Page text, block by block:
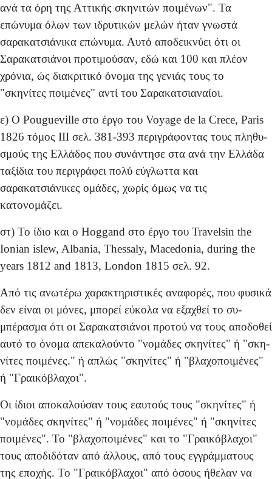
ανά τα όρη της Αττικής σκηνιτών ποιμένων". Τα
επώνυμα όλων των ιδρυτικών μελών ήταν γνωστά
σαρακατσιάνικα επώνυμα. Αυτό αποδεικνύει ότι οι
Σαρακατσιάνοι προτιμούσαν, εδώ και 100 και πλέον
χρόνια, ώς διακριτικό όνομα της γενιάς τους το
"σκηνίτες ποιμένες" αντί του Σαρακατσιαναίοι.
ε) Ο Pougueville στο έργο του Voyage de la Crece, Paris
1826 τόμος III σελ. 381-393 περιγράφοντας τους πληθυ­
σμούς της Ελλάδος που συνάντησε στα ανά την Ελλάδα
ταξίδια του περιγράφει πολύ εύγλωττα και
σαρακατσιάνικες ομάδες, χωρίς όμως να τις
κατονομάζει.
στ) Το ίδιο και ο Hoggand στο έργο του Travelsin the
Ionian islew, Albania, Thessaly, Macedonia, during the
years 1812 and 1813, London 1815 σελ. 92.
Από τις ανωτέρω χαρακτηριστικές αναφορές, που φυσικά
δεν είναι οι μόνες, μπορεί εύκολα να εξαχθεί το συ­
μπέρασμα ότι οι Σαρακατσιάνοι προτού να τους αποδοθεί
αυτό το όνομα απεκαλούντο "νομάδες σκηνίτες" ή "σκη­
νίτες ποιμένες." ή απλώς "σκηνίτες" ή "βλαχοποιμένες"
ή "Γραικόβλαχοι".
Οι ίδιοι αποκαλούσαν τους εαυτούς τους "σκηνίτες" ή
"νομάδες σκηνίτες" ή "νομάδες ποιμένες" ή "σκηνίτες
ποιμένες". Το "βλαχοποιμένες" και το "Γραικόβλαχοι"
τους απο­διδόταν από άλλους, από τους εγγράμματους
της εποχής. Το "Γραικόβλαχοι" από όσους ήθελαν να